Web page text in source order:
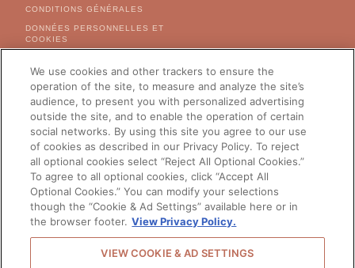
CONDITIONS GÉNÉRALES
DONNÉES PERSONNELLES ET
COOKIES
ENVIRONNEMENTALES
CARRIÈRE
CHANGER DE PAYS
© 2026 Château Galoupet -
L'ABUS D'ALCOOL EST DANGEREUX POUR LA SANTÉ, A
We use cookies and other trackers to ensure the
operation of the site, to measure and analyze the site’s
audience, to present you with personalized advertising
outside the site, and to enable the operation of certain
social networks. By using this site you agree to our use
of cookies as described in our Privacy Policy. To reject
all optional cookies select “Reject All Optional Cookies.”
To agree to all optional cookies, click “Accept All
Optional Cookies.” You can modify your selections
though the “Cookie & Ad Settings” available here or in
the browser footer. View Privacy Policy.
VIEW COOKIE & AD SETTINGS